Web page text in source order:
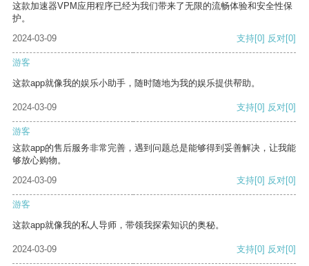
这款加速器VPM应用程序已经为我们带来了无限的流畅体验和安全性保
护。
2024-03-09
支持[0] 反对[0]
游客
这款app就像我的娱乐小助手，随时随地为我的娱乐提供帮助。
2024-03-09 支持[0] 反对[0]
游客
这款app的售后服务非常完善，遇到问题总是能够得到妥善解决，让我能
够放心购物。
2024-03-09
支持[0] 反对[0]
游客
这款app就像我的私人导师，带领我探索知识的奥秘。
2024-03-09 支持[0] 反对[0]